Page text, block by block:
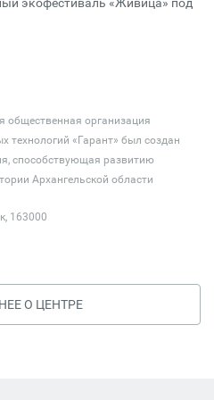
общественная организация
технологий «Гарант» был создан
способствующая развитию
Архангельской области
163000
О ЦЕНТРЕ